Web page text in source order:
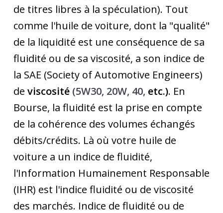
de titres libres à la spéculation). Tout
comme l'huile de voiture, dont la "qualité"
de la liquidité est une conséquence de sa
fluidité ou de sa viscosité, a son indice de
la SAE (Society of Automotive Engineers)
de viscosité(5W30, 20W, 40, etc.). En
Bourse, la fluidité est la prise en compte
de la cohérence des volumes échangés
débits/crédits. Là où votre huile de
voiture a un indice de fluidité,
l'Information Humainement Responsable
(IHR) est l'indice fluidité ou de viscosité
des marchés. Indice de fluidité ou de